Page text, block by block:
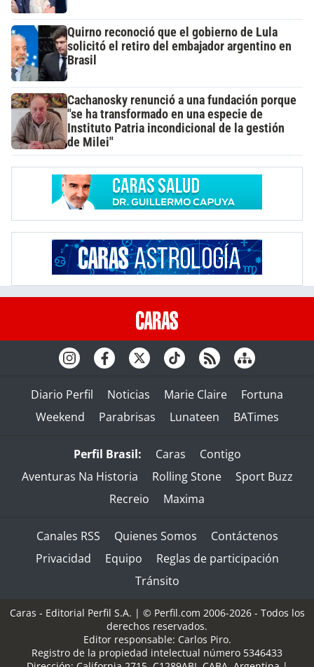
Quirno reconoció que el gobierno de Lula
solicitó el retiro del embajador argentino en
Brasil
Cachanosky renunció a una fundación porque
"se ha transformado en una especie de
Instituto Patria incondicional de la gestión
de Milei"
Diario Perfil Noticias Marie Claire
Fortuna
Weekend
Parabrisas Lunateen BATimes
Perfil Brasil: Caras
Contigo
Aventuras Na Historia
Rolling Stone
Sport Buzz
Recreio
Maxima
Canales RSS Quienes Somos
Contáctenos
Privacidad
Equipo
Reglas de participación
Tránsito
Caras - Editorial Perfil S.A. | © Perfil.com 2006-2026 - Todos los
derechos reservados.
Editor responsable: Carlos Piro.
Registro de la propiedad intelectual número 5346433